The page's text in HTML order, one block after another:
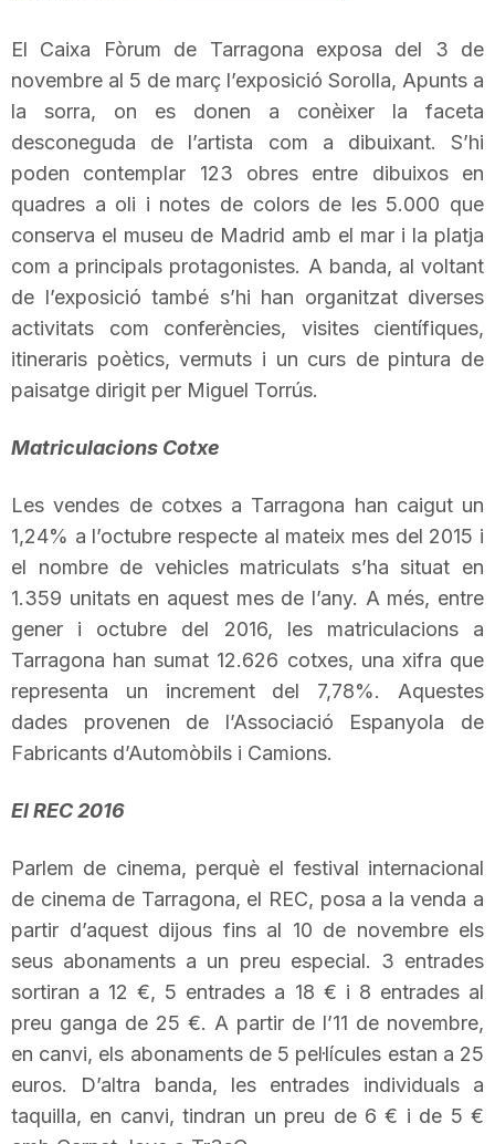
T
r
r
a
El Caixa Fòrum de Tarragona exposa del 3 de
novembre al 5 de març l’exposició Sorolla, Apunts a
la sorra, on es donen a conèixer la faceta
desconeguda de l’artista com a dibuixant. S’hi
poden contemplar 123 obres entre dibuixos en
quadres a oli i notes de colors de les 5.000 que
conserva el museu de Madrid amb el mar i la platja
com a principals protagonistes. A banda, al voltant
de l’exposició també s’hi han organitzat diverses
activitats com conferències, visites científiques,
itineraris poètics, vermuts i un curs de pintura de
paisatge dirigit per Miguel Torrús.
Matriculacions Cotxe
Les vendes de cotxes a Tarragona han caigut un
1,24% a l’octubre respecte al mateix mes del 2015 i
el nombre de vehicles matriculats s’ha situat en
1.359 unitats en aquest mes de l’any. A més, entre
gener i octubre del 2016, les matriculacions a
Tarragona han sumat 12.626 cotxes, una xifra que
representa un increment del 7,78%. Aquestes
dades provenen de l’Associació Espanyola de
Fabricants d’Automòbils i Camions.
El REC 2016
Parlem de cinema, perquè el festival internacional
de cinema de Tarragona, el REC, posa a la venda a
partir d’aquest dijous fins al 10 de novembre els
seus abonaments a un preu especial. 3 entrades
sortiran a 12 €, 5 entrades a 18 € i 8 entrades al
preu ganga de 25 €. A partir de l’11 de novembre,
en canvi, els abonaments de 5 pel·lícules estan a 25
euros. D’altra banda, les entrades individuals a
taquilla, en canvi, tindran un preu de 6 € i de 5 €